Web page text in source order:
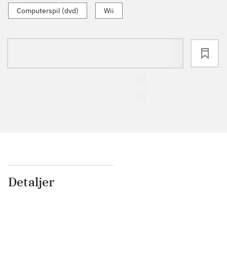
Computerspil (dvd) Wii
Detaljer